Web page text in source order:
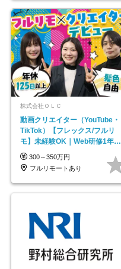
株式会社ＯＬＣ
動画クリエイター（YouTube・
TikTok）【フレックス/フルリ
モ】未経験OK｜Web研修1年間
｜副業OK
300～350万円
フルリモートあり